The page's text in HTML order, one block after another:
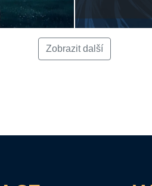
Zobrazit další